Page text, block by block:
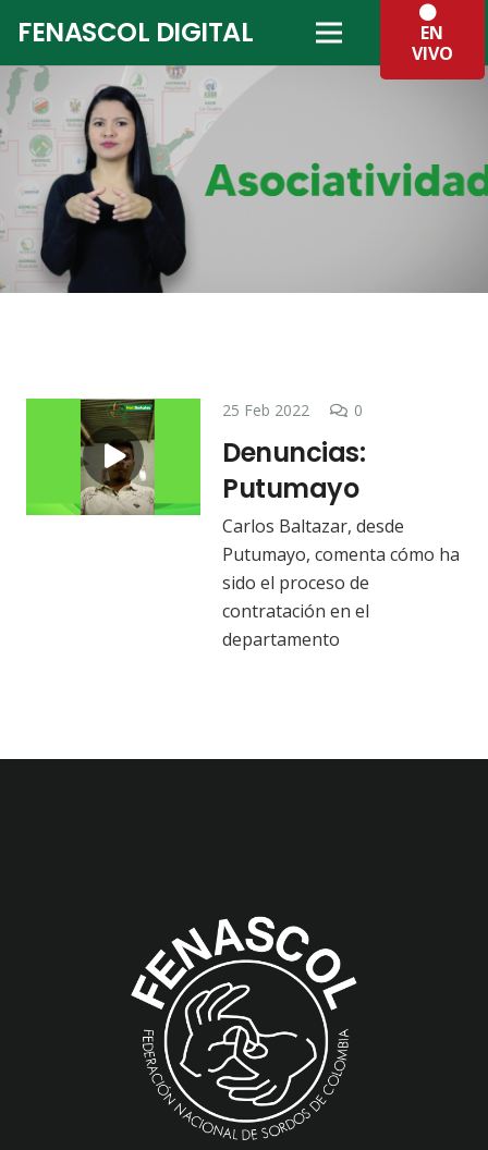
FENASCOL DIGITAL
EN
VIVO
25 Feb 2022 0
Denuncias:
Putumayo
Carlos Baltazar, desde
Putumayo, comenta cómo ha
sido el proceso de
contratación en el
departamento